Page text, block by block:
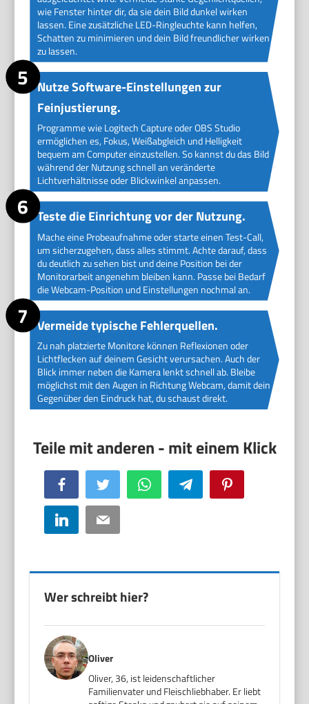
wie Fenster hinter dir, da sie dein Bild dunkel wirken
lassen. Eine zusätzliche LED-Ringleuchte kann helfen,
Schatten zu minimieren und dein Bild freundlicher wirken
zu lassen.
Nutze Software-Einstellungen zur
Feinjustierung.
Programme wie Logitech Capture oder OBS Studio
ermöglichen es, Fokus, Weißabgleich und Helligkeit
bequem am Computer einzustellen. So kannst du das Bild
während der Nutzung schnell an veränderte
Lichtverhältnisse oder Blickwinkel anpassen.
Teste die Einrichtung vor der Nutzung.
Mache eine Probeaufnahme oder starte einen Test-Call,
um sicherzugehen, dass alles stimmt. Achte darauf, dass
du deutlich zu sehen bist und deine Position bei der
Monitorarbeit angenehm bleiben kann. Passe bei Bedarf
die Webcam-Position und Einstellungen nochmal an.
Vermeide typische Fehlerquellen.
Zu nah platzierte Monitore können Reflexionen oder
Lichtflecken auf deinem Gesicht verursachen. Auch der
Blick immer neben die Kamera lenkt schnell ab. Bleibe
möglichst mit den Augen in Richtung Webcam, damit dein
Gegenüber den Eindruck hat, du schaust direkt.
Facebook Twitter WhatsApp Telegram
LinkedIn Email
Wer schreibt hier?
Oliver
Oliver, 36, ist leidenschaftlicher
Familienvater und Fleischliebhaber. Er liebt